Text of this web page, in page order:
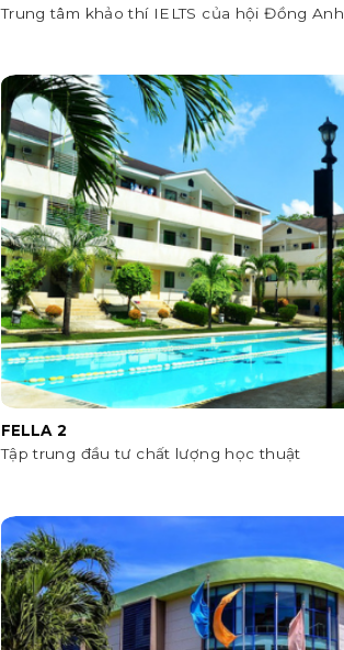
Trung tâm khảo thí IELTS của hội Đồng Anh
FELLA 2
Tập trung đầu tư chất lượng học thuật